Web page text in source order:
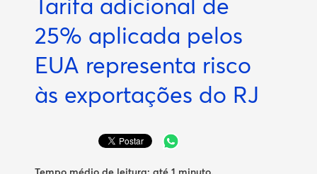
25% aplicada pelos
EUA representa risco
às exportações do RJ